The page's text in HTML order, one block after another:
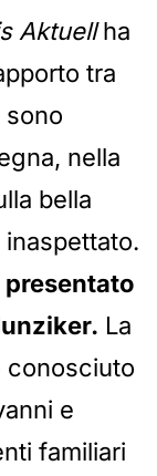
Aktuellha
tra
sono
nella
bella
La
conosciuto
e
familiari